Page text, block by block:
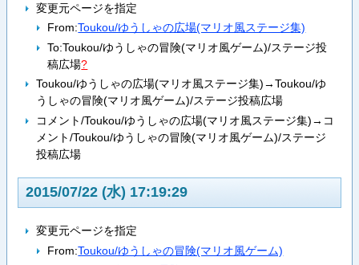
変更元ページを指定
From:Toukou/ゆうしゃの広場(マリオ風ステージ集)
To:Toukou/ゆうしゃの冒険(マリオ風ゲーム)/ステージ投
稿広場?
Toukou/ゆうしゃの広場(マリオ風ステージ集)→Toukou/ゆ
うしゃの冒険(マリオ風ゲーム)/ステージ投稿広場
コメント/Toukou/ゆうしゃの広場(マリオ風ステージ集)→コ
メント/Toukou/ゆうしゃの冒険(マリオ風ゲーム)/ステージ
投稿広場
2015/07/22 (水) 17:19:29
変更元ページを指定
From:Toukou/ゆうしゃの冒険(マリオ風ゲーム)